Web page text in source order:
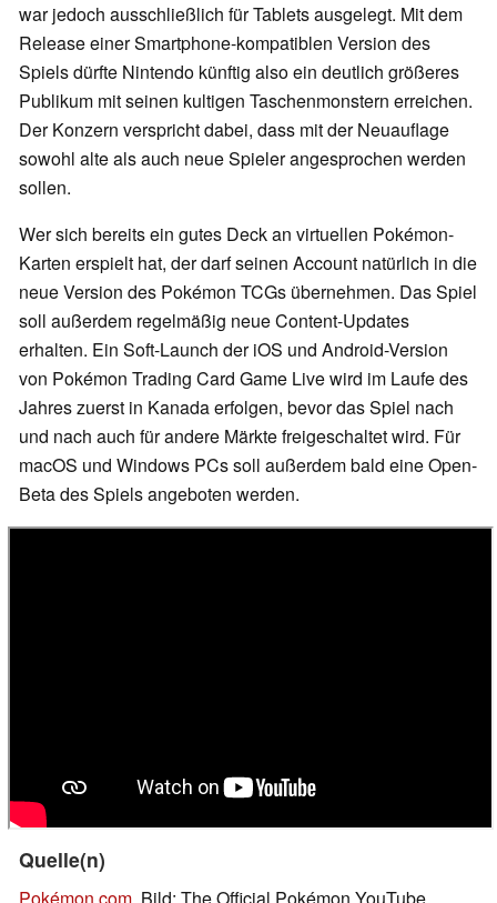
war jedoch ausschließlich für Tablets ausgelegt. Mit dem
Release einer Smartphone-kompatiblen Version des
Spiels dürfte Nintendo künftig also ein deutlich größeres
Publikum mit seinen kultigen Taschenmonstern erreichen.
Der Konzern verspricht dabei, dass mit der Neuauflage
sowohl alte als auch neue Spieler angesprochen werden
sollen.
Wer sich bereits ein gutes Deck an virtuellen Pokémon-
Karten erspielt hat, der darf seinen Account natürlich in die
neue Version des Pokémon TCGs übernehmen. Das Spiel
soll außerdem regelmäßig neue Content-Updates
erhalten. Ein Soft-Launch der iOS und Android-Version
von Pokémon Trading Card Game Live wird im Laufe des
Jahres zuerst in Kanada erfolgen, bevor das Spiel nach
und nach auch für andere Märkte freigeschaltet wird. Für
macOS und Windows PCs soll außerdem bald eine Open-
Beta des Spiels angeboten werden.
Quelle(n)